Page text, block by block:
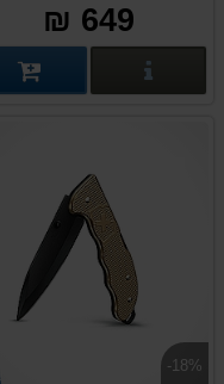
649 ₪
פרטים נוספים
-18%